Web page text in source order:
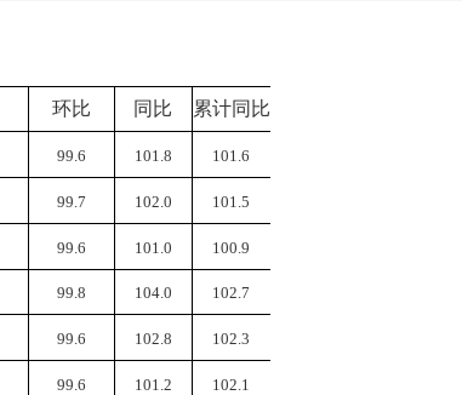
环比 同比 累计同比
99.6 101.8 101.6
99.7 102.0 101.5
99.6 101.0 100.9
99.8 104.0 102.7
99.6 102.8 102.3
99.6 101.2 102.1